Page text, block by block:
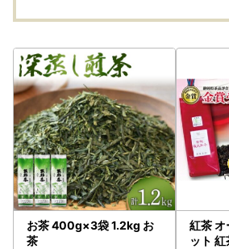
ンライン申請用のQRコード付き申請書
らもオンライン申請可能です。詳しく
をご覧ください。この機会にぜひご活用
※オンライン申請をするためには、公
イアム＞のダウンロードが必要です。
App Storeからダウンロード
Google Playからダウンロード
お茶 400g×3袋 1.2kg お
茶
紅茶 オ
ット 紅